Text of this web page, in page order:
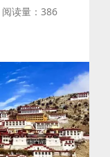
阅读量：386